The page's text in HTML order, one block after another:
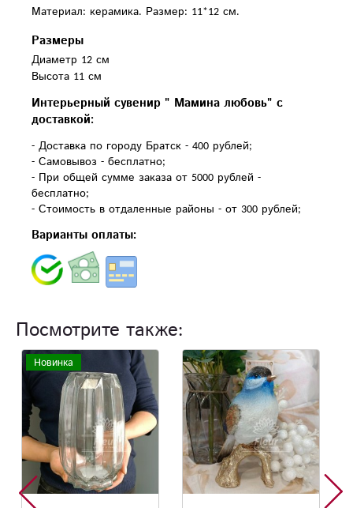
Материал: керамика. Размер: 11*12 см.
Размеры
Диаметр 12 см
Высота 11 см
Интерьерный сувенир " Мамина любовь" с
доставкой:
- Доставка по городу Братск - 400 рублей;
- Самовывоз - бесплатно;
- При общей сумме заказа от 5000 рублей -
бесплатно;
- Стоимость в отдаленные районы - от 300 рублей;
Варианты оплаты:
Посмотрите также: